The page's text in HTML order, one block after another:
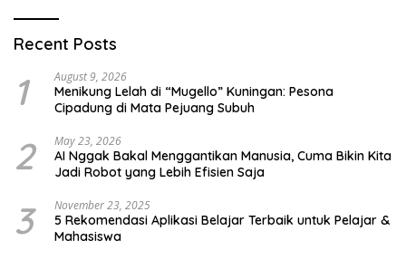
Recent Posts
1 August 9, 2026
Menikung Lelah di “Mugello” Kuningan: Pesona
Cipadung di Mata Pejuang Subuh
2 May 23, 2026
AI Nggak Bakal Menggantikan Manusia, Cuma Bikin Kita
Jadi Robot yang Lebih Efisien Saja
3 November 23, 2025
5 Rekomendasi Aplikasi Belajar Terbaik untuk Pelajar &
Mahasiswa